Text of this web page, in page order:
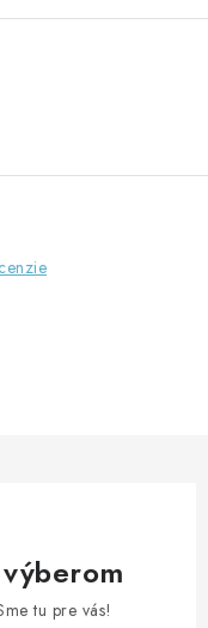
tu pre vás!